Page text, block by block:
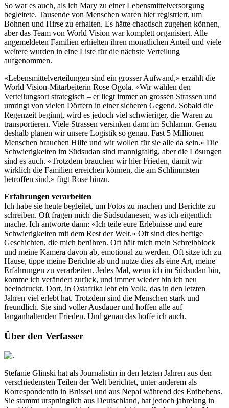
So war es auch, als ich Mary zu einer Lebensmittelversorgung
begleitete. Tausende von Menschen waren hier registriert, um
Bohnen und Hirse zu erhalten. Es hätte chaotisch zugehen können,
aber das Team von World Vision war komplett organisiert. Alle
angemeldeten Familien erhielten ihren monatlichen Anteil und viele
weitere wurden in eine Liste für die nächste Verteilung
aufgenommen.
«Lebensmittelverteilungen sind ein grosser Aufwand,» erzählt die
World Vision-Mitarbeiterin Rose Ogola. «Wir wählen den
Verteilungsort strategisch – er liegt immer an grossen Strassen und
umringt von vielen Dörfern in einer sicheren Gegend. Sobald die
Regenzeit beginnt, wird es jedoch viel schwieriger, die Waren zu
transportieren. Viele Strassen versinken dann im Schlamm. Genau
deshalb planen wir unsere Logistik so genau. Fast 5 Millionen
Menschen brauchen Hilfe und wir wollen für sie alle da sein.» Die
Schwierigkeiten im Südsudan sind mannigfaltig, aber die Lösungen
sind es auch. «Trotzdem brauchen wir hier Frieden, damit wir
wirklich die Familien erreichen können, die am Schlimmsten
betroffen sind,» fügt Rose hinzu.
Erfahrungen verarbeiten
Ich habe sie heute begleitet, um Fotos zu machen und Berichte zu
schreiben. Oft fragen mich die Südsudanesen, was ich eigentlich
mache. Ich antworte dann: «Ich teile eure Erlebnisse und eure
Schwierigkeiten mit dem Rest der Welt.» Oft sind dies heftige
Geschichten, die mich berühren. Oft hält mich mein Schreibblock
und meine Kamera davon ab, emotional zu werden. Oft sitze ich zu
Hause, tippe meine Berichte ab und nutze dies als eine Art, meine
Erfahrungen zu verarbeiten. Jedes Mal, wenn ich im Südsudan bin,
komme ich verändert zurück, und immer wieder bin ich neu
beeindruckt. Dort, in Ostafrika lebt ein Volk, das in den letzten
Jahren viel erlebt hat. Trotzdem sind die Menschen stark und
freundlich. Sie sind voller Ausdauer und hoffen alle auf
langanhaltenden Frieden. Und genau das hoffe ich auch.
Über den Verfasser
Stefanie Glinski hat als Journalistin in den letzten Jahren aus den
verschiedensten Teilen der Welt berichtet, unter anderem als
Korrespondentin in Brüssel und aus Nepal während des Erdbebens.
Sie stammt ursprünglich aus Deutschland, hat jedoch jahrelang in